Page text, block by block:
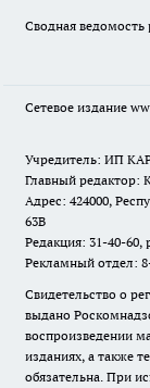
Сводная ведомость
Сетевое издание
Учредитель: ИП
Главный редактор:
Адрес: 424000,
63В
Редакция: 31-40-
Рекламный отдел:
Свидетельство о
выдано
воспроизведении
изданиях, а также
обязательна. При